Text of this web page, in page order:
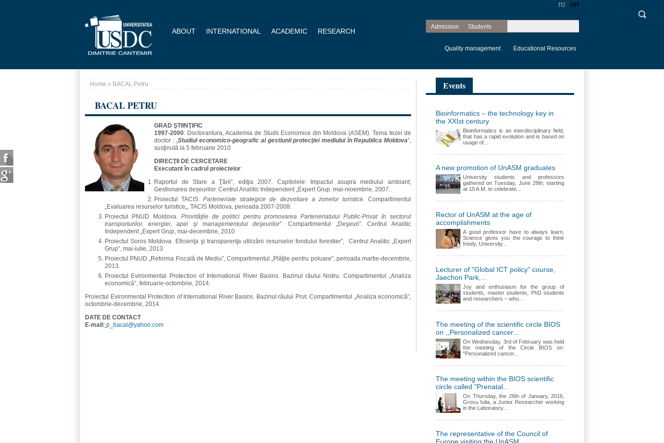
ABOUT INTERNATIONAL ACADEMIC RESEARCH
ro en
Admission Students
Search form
Quality management Educational Resources
Home » BACAL Petru
BACAL PETRU
GRAD ŞTIINŢIFIC
1997-2000: Doctorantura, Academia de Studii Economice din Moldova (ASEM). Tema tezei de
doctor : „Studiul economico-geografic al gestiunii protecţiei mediului în Republica Moldova”,
susţinută la 5 februarie 2010
DIRECŢII DE CERCETARE
Executant în cadrul proiectelor:
Raportul de Stare a Ţării”, ediţia 2007. Capitolele: Impactul asupra mediului ambiant;
Gestionarea deșeurilor. Centrul Analitic Independent „Expert Grup. mai-nioembrie, 2007.
Proiectul TACIS.Parteneriate strategice de dezvoltare a zonelor turistice. Compartimentul
„Evaluarea resurselor turistice„, TACIS Moldova, perioada 2007-2008.
Proiectul PNUD Moldova. Priorităţile de politici pentru promovarea Parteneriatului Public-Privat în sectorul
transporturilor, energiei, apei şi managementului deşeurilor”. Compartimentul „Deşeuri”. Centrul Analitic
Independent „Expert Grup, mai-decembrie, 2010.
Proiectul Soros Moldova. Eficienţa şi transparenţa utilizării resurselor fondului forestier”, Centrul Analitic „Expert
Grup”, mai-iulie, 2013
Proiectul PNUD „Reforma Fiscală de Mediu”, Compartimentul „Plăţile pentru poluare”, perioada martie-decembrie,
2013.
Proiectul Evironmental Protection of International River Basins. Bazinul râului Nistru. Compartimentul „Analiza
economică”, februarie-octombrie, 2014.
Proiectul Evironmental Protection of International River Basins. Bazinul râului Prut. Compartimentul „Analiza economică”,
octombrie-decembrie, 2014.
DATE DE CONTACT
E-mail: p_bacal@yahoo.com
Events
Bioinformatics – the technology key in
the XXIst century
Bioinformatics is an interdisciplinary field,
that has a rapid evolution and is based on
usage of...
A new promotion of UnASM graduates
University students and professors
gathered on Tuesday, June 28th, starting
at 10 A.M. to celebrate...
Rector of UnASM at the age of
accomplishments
A good professor have to always learn,
Science gives you the courage to think
freely, University...
Lecturer of "Global ICT policy" course,
Jaechon Park,...
Joy and enthusiasm for the group of
students, master students, PhD students
and researchers – who...
The meeting of the scientific circle BIOS
on ,,Personalized cancer...
On Wednesday, 3rd of February was held
the meeting of the Circle BIOS on:
"Personalized cancer...
The meeting within the BIOS scientific
circle called "Prenatal...
On Thursday, the 28th of January, 2016,
Grosu Iulia, a Junior Researcher working
in the Laboratory...
The representative of the Council of